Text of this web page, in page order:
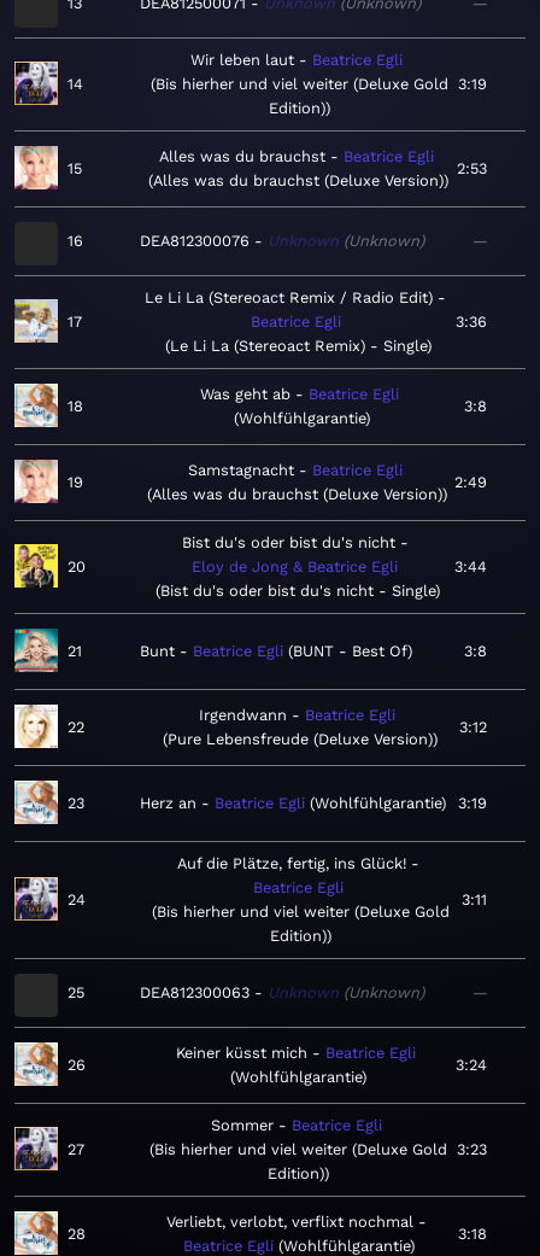
14
Wir leben laut
Beatrice Egli
Bis hierher und viel weiter (Deluxe Gold
Edition)
3:19
15
Alles was du brauchst
Beatrice Egli
Alles was du brauchst (Deluxe Version)
2:53
16 DEA812300076 Unknown Unknown —
17
Le Li La (Stereoact Remix / Radio Edit)
Beatrice Egli
Le Li La (Stereoact Remix) - Single
3:36
18
Was geht ab
Beatrice Egli
Wohlfühlgarantie
3:8
19
Samstagnacht
Beatrice Egli
Alles was du brauchst (Deluxe Version)
2:49
20
Bist du's oder bist du's nicht
Eloy de Jong & Beatrice Egli
Bist du's oder bist du's nicht - Single
3:44
21 Bunt Beatrice Egli BUNT - Best Of 3:8
22
Irgendwann
Beatrice Egli
Pure Lebensfreude (Deluxe Version)
3:12
23 Herz an Beatrice Egli Wohlfühlgarantie 3:19
24
Auf die Plätze, fertig, ins Glück!
Beatrice Egli
Bis hierher und viel weiter (Deluxe Gold
Edition)
3:11
25 DEA812300063 Unknown Unknown —
26
Keiner küsst mich
Beatrice Egli
Wohlfühlgarantie
3:24
27
Sommer
Beatrice Egli
Bis hierher und viel weiter (Deluxe Gold
Edition)
3:23
28
Verliebt, verlobt, verflixt nochmal
Beatrice Egli Wohlfühlgarantie
3:18